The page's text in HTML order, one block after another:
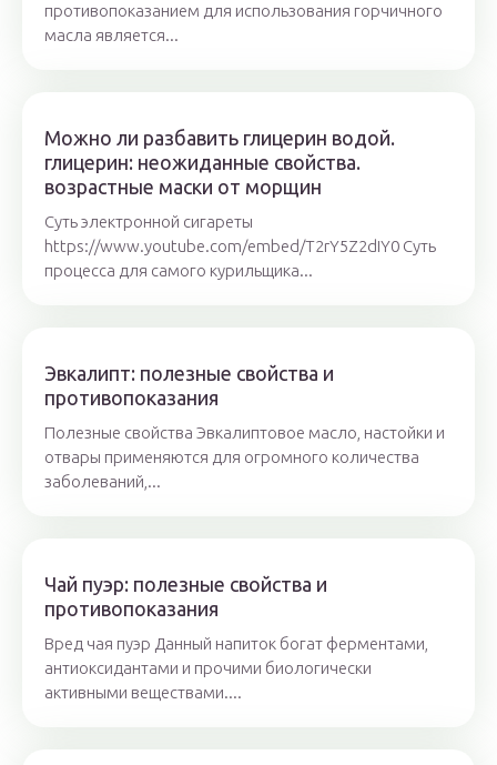
противопоказанием для использования горчичного
масла является...
Можно ли разбавить глицерин водой.
глицерин: неожиданные свойства.
возрастные маски от морщин
Суть электронной сигареты
https://www.youtube.com/embed/T2rY5Z2dIY0 Суть
процесса для самого курильщика...
Эвкалипт: полезные свойства и
противопоказания
Полезные свойства Эвкалиптовое масло, настойки и
отвары применяются для огромного количества
заболеваний,...
Чай пуэр: полезные свойства и
противопоказания
Вред чая пуэр Данный напиток богат ферментами,
антиоксидантами и прочими биологически
активными веществами....